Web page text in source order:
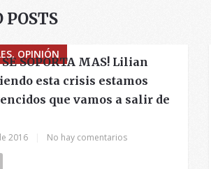
POSTS
OPINIÓN
SE SOPORTA MAS! Lilian
esta crisis estamos
que vamos a salir de
2016 No hay comentarios